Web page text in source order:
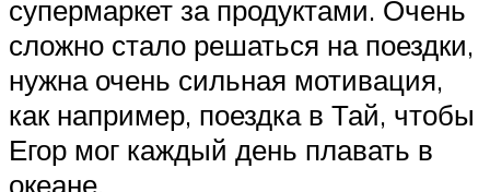
супермаркет за продуктами. Очень
сложно стало решаться на поездки,
нужна очень сильная мотивация,
как например, поездка в Тай, чтобы
Егор мог каждый день плавать в
океане.